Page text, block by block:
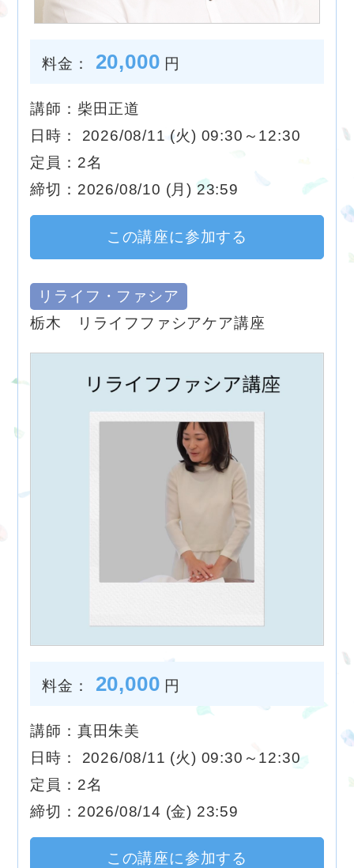
料金： 20,000 円
講師：柴田正道
日時： 2026/08/11 (火) 09:30～12:30
定員：2名
締切：2026/08/10 (月) 23:59
この講座に参加する
リライフ・ファシア
栃木 リライフファシアケア講座
料金： 20,000 円
講師：真田朱美
日時： 2026/08/11 (火) 09:30～12:30
定員：2名
締切：2026/08/14 (金) 23:59
この講座に参加する